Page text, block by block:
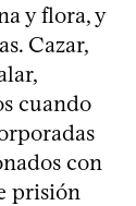
y flora, y
Cazar,
cuando
con
prisión